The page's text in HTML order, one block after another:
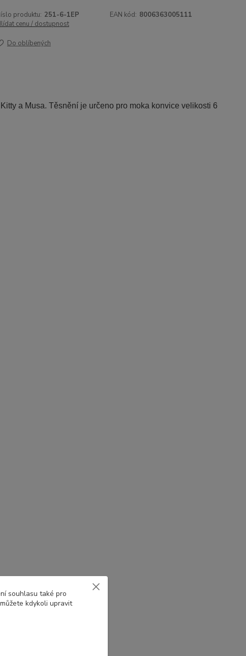
produktu: 251-6-1EP EAN kód: 8006363005111
cenu / dostupnost
Do oblíbených
a Musa. Těsnění je určeno pro moka konvice velikosti 6
souhlasu také pro
kdykoli upravit